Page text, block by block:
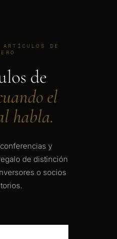
DE
de
el
habla.
y
de distinción
o socios